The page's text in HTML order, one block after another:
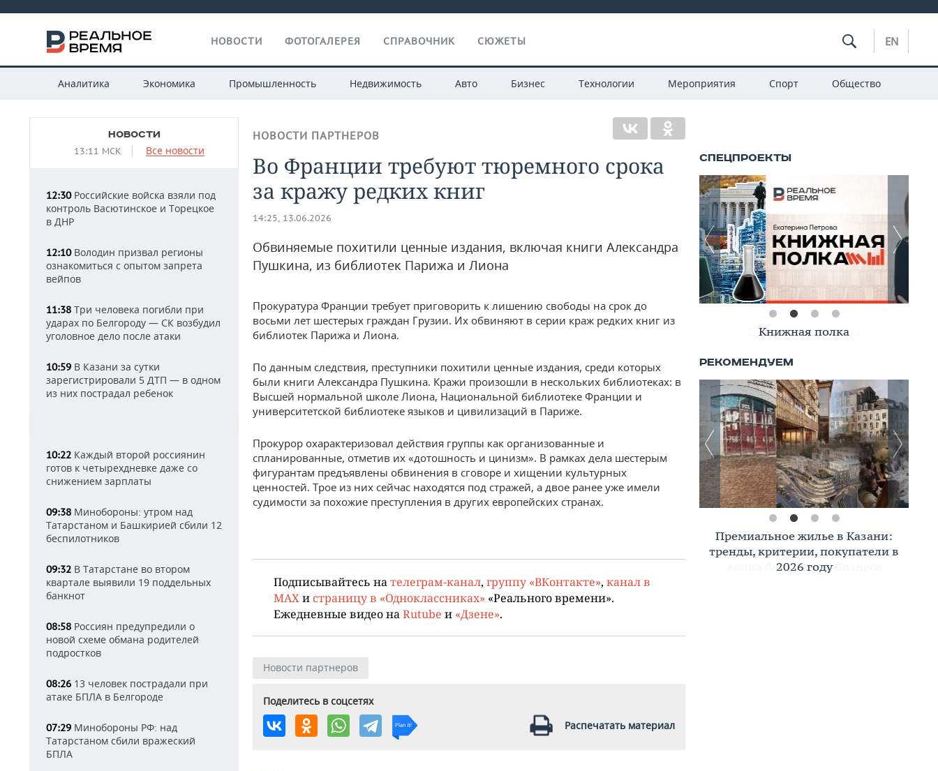
НОВОСТИ ФОТОГАЛЕРЕЯ СПРАВОЧНИК СЮЖЕТЫ EN
Аналитика Экономика Промышленность Недвижимость Авто Бизнес Технологии Мероприятия Спорт Общество
НОВОСТИ
13:11 МСК Все новости
12:30Российские войска взяли под
контроль Васютинское и Торецкое
в ДНР
12:10Володин призвал регионы
ознакомиться с опытом запрета
вейпов
11:38 Три человека погибли при
ударах по Белгороду — СК возбудил
уголовное дело после атаки
10:59 В Казани за сутки
зарегистрировали 5 ДТП — в одном
из них пострадал ребенок
10:22 Каждый второй россиянин
готов к четырехдневке даже со
снижением зарплаты
09:38 Минобороны: утром над
Татарстаном и Башкирией сбили 12
беспилотников
09:32 В Татарстане во втором
квартале выявили 19 поддельных
банкнот
08:58 Россиян предупредили о
новой схеме обмана родителей
подростков
08:26 13 человек пострадали при
атаке БПЛА в Белгороде
07:29 Минобороны РФ: над
Татарстаном сбили вражеский
БПЛА
НОВОСТИ ПАРТНЕРОВ
Во Франции требуют тюремного срока
за кражу редких книг
14:25, 13.06.2026
Обвиняемые похитили ценные издания, включая книги Александра
Пушкина, из библиотек Парижа и Лиона
Прокуратура Франции требует приговорить к лишению свободы на срок до
восьми лет шестерых граждан Грузии. Их обвиняют в серии краж редких книг из
библиотек Парижа и Лиона.
По данным следствия, преступники похитили ценные издания, среди которых
были книги Александра Пушкина. Кражи произошли в нескольких библиотеках: в
Высшей нормальной школе Лиона, Национальной библиотеке Франции и
университетской библиотеке языков и цивилизаций в Париже.
Прокурор охарактеризовал действия группы как организованные и
спланированные, отметив их «дотошность и цинизм». В рамках дела шестерым
фигурантам предъявлены обвинения в сговоре и хищении культурных
ценностей. Трое из них сейчас находятся под стражей, а двое ранее уже имели
судимости за похожие преступления в других европейских странах.
Подписывайтесь на телеграм-канал, группу «ВКонтакте», канал в
MAX и страницу в «Одноклассниках» «Реального времени».
Ежедневные видео на Rutube и «Дзене».
Новости партнеров
Поделитесь в соцсетях
Распечатать материал
Книжная полка
Премиальное жилье в Казани:
тренды, критерии, покупатели в
2026 году